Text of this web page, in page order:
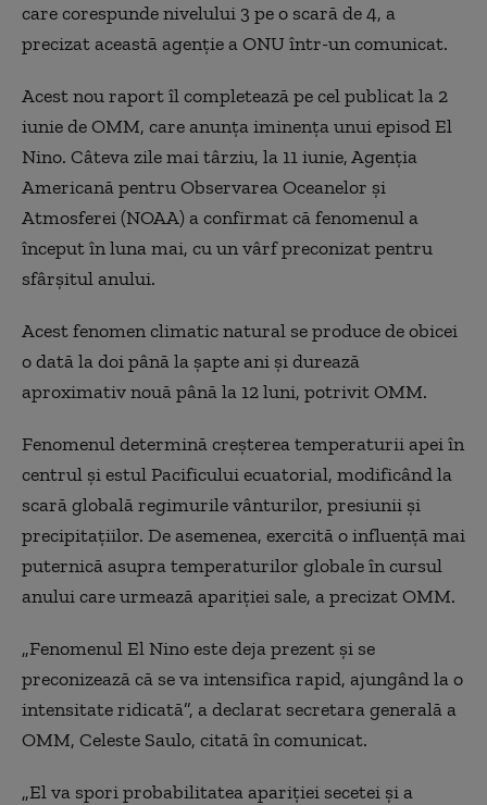
care corespunde nivelului 3 pe o scară de 4, a
precizat această agenţie a ONU într-un comunicat.
Acest nou raport îl completează pe cel publicat la 2
iunie de OMM, care anunţa iminenţa unui episod El
Nino. Câteva zile mai târziu, la 11 iunie, Agenţia
Americană pentru Observarea Oceanelor şi
Atmosferei (NOAA) a confirmat că fenomenul a
început în luna mai, cu un vârf preconizat pentru
sfârşitul anului.
Acest fenomen climatic natural se produce de obicei
o dată la doi până la şapte ani şi durează
aproximativ nouă până la 12 luni, potrivit OMM.
Fenomenul determină creşterea temperaturii apei în
centrul şi estul Pacificului ecuatorial, modificând la
scară globală regimurile vânturilor, presiunii şi
precipitaţiilor. De asemenea, exercită o influenţă mai
puternică asupra temperaturilor globale în cursul
anului care urmează apariţiei sale, a precizat OMM.
„Fenomenul El Nino este deja prezent şi se
preconizează că se va intensifica rapid, ajungând la o
intensitate ridicată”, a declarat secretara generală a
OMM, Celeste Saulo, citată în comunicat.
„El va spori probabilitatea apariţiei secetei şi a